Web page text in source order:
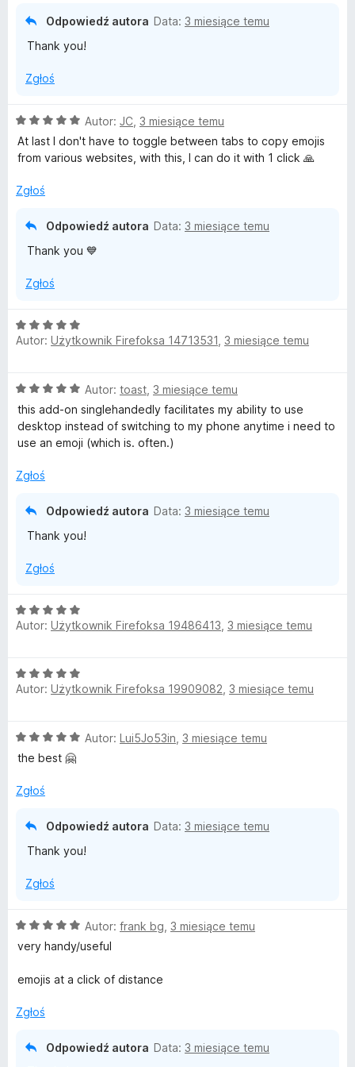
Odpowiedź autora Data: 3 miesiące temu
Thank you!
Zgłoś
O
c
e
a
Autor: JC 3 miesiące temu
At last I don't have to toggle between tabs to copy emojis
from various websites, with this, I can do it with 1 click 🙏
Zgłoś
Odpowiedź autora Data: 3 miesiące temu
Thank you 💙
Zgłoś
O
c
a
:
5
/
Autor: Użytkownik Firefoksa 14713531 3 miesiące temu
O
c
e
n
:
Autor: toast 3 miesiące temu
this add-on singlehandedly facilitates my ability to use
desktop instead of switching to my phone anytime i need to
use an emoji (which is. often.)
Zgłoś
Odpowiedź autora Data: 3 miesiące temu
Thank you!
Zgłoś
O
c
a
:
5
Autor: Użytkownik Firefoksa 19486413 3 miesiące temu
O
c
a
:
/
Autor: Użytkownik Firefoksa 19909082 3 miesiące temu
O
c
n
Autor: Lui5Jo53in 3 miesiące temu
the best 🤗
Zgłoś
Odpowiedź autora Data: 3 miesiące temu
Thank you!
Zgłoś
O
c
n
:
Autor: frank bg 3 miesiące temu
very handy/useful
emojis at a click of distance
Zgłoś
Odpowiedź autora Data: 3 miesiące temu